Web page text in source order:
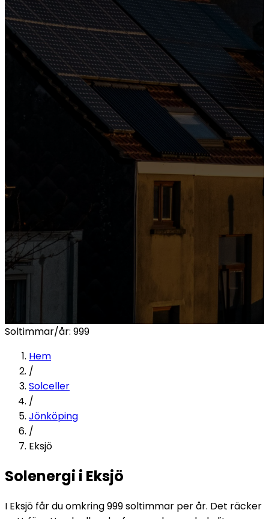
Soltimmar/år: 999
Hem
/
Solceller
/
Jönköping
/
Eksjö
Solenergi i Eksjö
I Eksjö får du omkring 999 soltimmar per år. Det räcker